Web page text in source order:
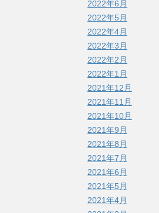
2022年6月
2022年5月
2022年4月
2022年3月
2022年2月
2022年1月
2021年12月
2021年11月
2021年10月
2021年9月
2021年8月
2021年7月
2021年6月
2021年5月
2021年4月